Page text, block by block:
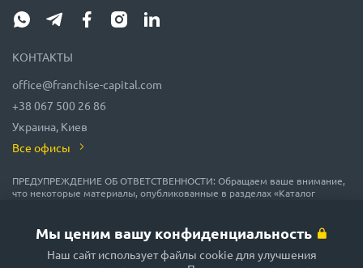
Мы ценим вашу конфиденциальность
Наш сайт использует файлы cookie для улучшения
КОНТАКТЫ
office@franchise-capital.com
+38 067 500 26 86
Украина, Киев
Все офисы
ПРЕДУПРЕЖДЕНИЕ ОБ ОТВЕТСТВЕННОСТИ: Обращаем ваше внимание,
что некоторые материалы, опубликованные в разделах «Каталог
рекламы или получены на безвозмездной основе из источников,
которые мы считаем надежными, но их точность и полнота не
гарантируются! В соответствии с законодательством, администрация